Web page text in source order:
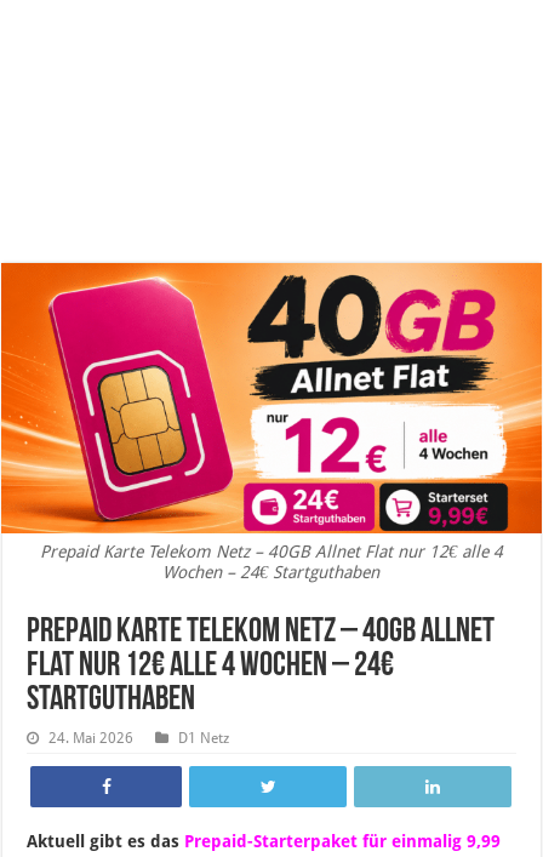
Prepaid Karte Telekom Netz – 40GB Allnet Flat nur 12€ alle 4
Wochen – 24€ Startguthaben
Prepaid Karte Telekom Netz – 40GB Allnet
Flat nur 12€ alle 4 Wochen – 24€
Startguthaben
24. Mai 2026 D1 Netz
Aktuell gibt es das Prepaid-Starterpaket für einmalig 9,99